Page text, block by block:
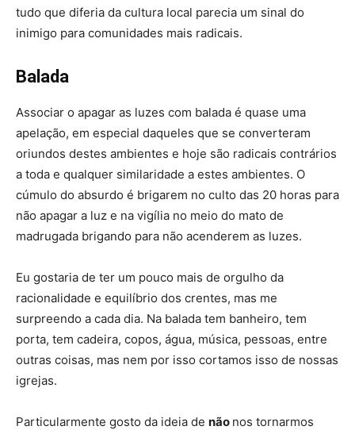
tudo que diferia da cultura local parecia um sinal do
inimigo para comunidades mais radicais.
Balada
Associar o apagar as luzes com balada é quase uma
apelação, em especial daqueles que se converteram
oriundos destes ambientes e hoje são radicais contrários
a toda e qualquer similaridade a estes ambientes. O
cúmulo do absurdo é brigarem no culto das 20 horas para
não apagar a luz e na vigília no meio do mato de
madrugada brigando para não acenderem as luzes.
Eu gostaria de ter um pouco mais de orgulho da
racionalidade e equilíbrio dos crentes, mas me
surpreendo a cada dia. Na balada tem banheiro, tem
porta, tem cadeira, copos, água, música, pessoas, entre
outras coisas, mas nem por isso cortamos isso de nossas
igrejas.
Particularmente gosto da ideia de não nos tornarmos